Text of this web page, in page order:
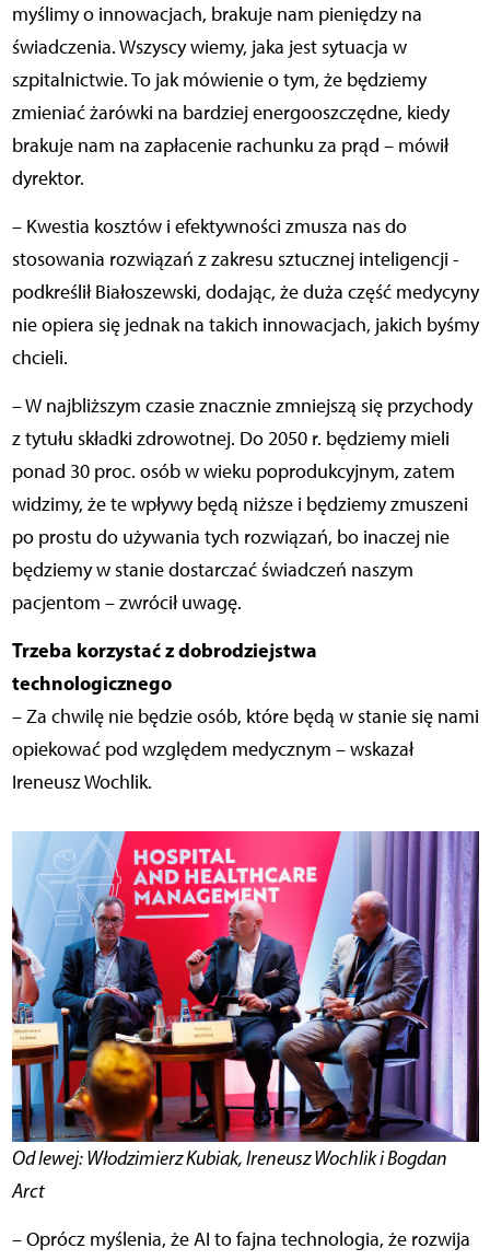
myślimy o innowacjach, brakuje nam pieniędzy na
świadczenia. Wszyscy wiemy, jaka jest sytuacja w
szpitalnictwie. To jak mówienie o tym, że będziemy
zmieniać żarówki na bardziej energooszczędne, kiedy
brakuje nam na zapłacenie rachunku za prąd – mówił
dyrektor.
– Kwestia kosztów i efektywności zmusza nas do
stosowania rozwiązań z zakresu sztucznej inteligencji -
podkreślił Białoszewski, dodając, że duża część medycyny
nie opiera się jednak na takich innowacjach, jakich byśmy
chcieli.
– W najbliższym czasie znacznie zmniejszą się przychody
z tytułu składki zdrowotnej. Do 2050 r. będziemy mieli
ponad 30 proc. osób w wieku poprodukcyjnym, zatem
widzimy, że te wpływy będą niższe i będziemy zmuszeni
po prostu do używania tych rozwiązań, bo inaczej nie
będziemy w stanie dostarczać świadczeń naszym
pacjentom – zwrócił uwagę.
Trzeba korzystać z dobrodziejstwa
technologicznego
– Za chwilę nie będzie osób, które będą w stanie się nami
opiekować pod względem medycznym – wskazał
Ireneusz Wochlik.
Od lewej: Włodzimierz Kubiak, Ireneusz Wochlik i Bogdan
Arct
– Oprócz myślenia, że AI to fajna technologia, że rozwija